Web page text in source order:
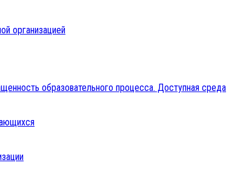
организацией
образовательного процесса. Доступная среда